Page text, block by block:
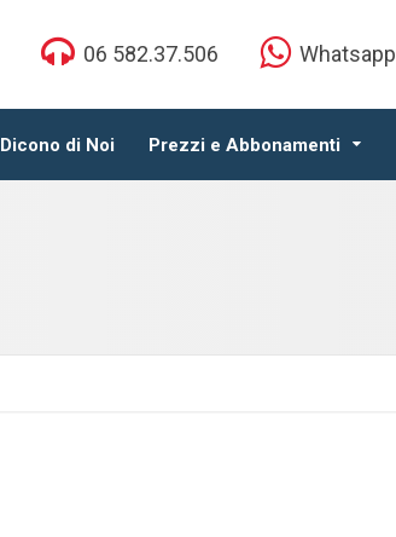
Dicono di Noi Prezzi e Abbonamenti
06 582.37.506 Whatsapp